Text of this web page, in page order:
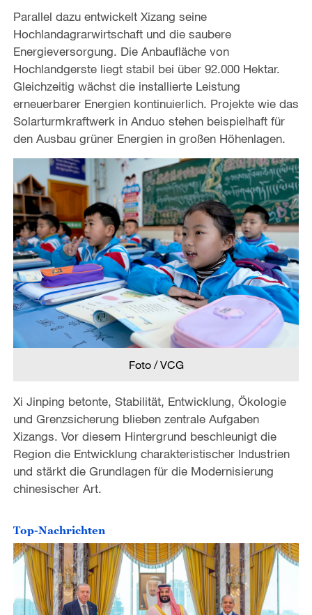
Parallel dazu entwickelt Xizang seine
Hochlandagrarwirtschaft und die saubere
Energieversorgung. Die Anbaufläche von
Hochlandgerste liegt stabil bei über 92.000 Hektar.
Gleichzeitig wächst die installierte Leistung
erneuerbarer Energien kontinuierlich. Projekte wie das
Solarturmkraftwerk in Anduo stehen beispielhaft für
den Ausbau grüner Energien in großen Höhenlagen.
Foto / VCG
Xi Jinping betonte, Stabilität, Entwicklung, Ökologie
und Grenzsicherung blieben zentrale Aufgaben
Xizangs. Vor diesem Hintergrund beschleunigt die
Region die Entwicklung charakteristischer Industrien
und stärkt die Grundlagen für die Modernisierung
chinesischer Art.
Top-Nachrichten